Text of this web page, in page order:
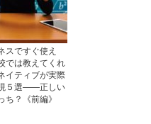
スですぐ使え
では教えてくれ
イティブが実際
５選——正しい
ち？《前編》